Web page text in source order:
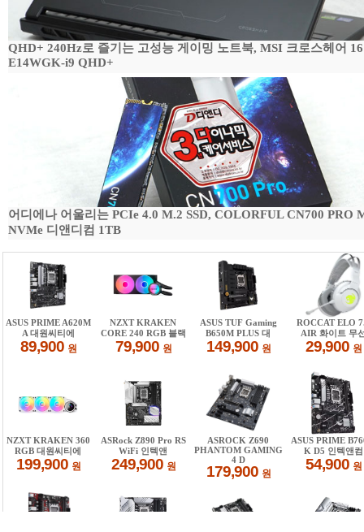
QHD+ 240Hz로 즐기는 고성능 게이밍 노트북, MSI 크로스헤어
E14WGK-i9 QHD+
어디에나 어울리는 PCIe 4.0 M.2 SSD, COLORFUL CN700 PRO
NVMe 디앤디컴 1TB